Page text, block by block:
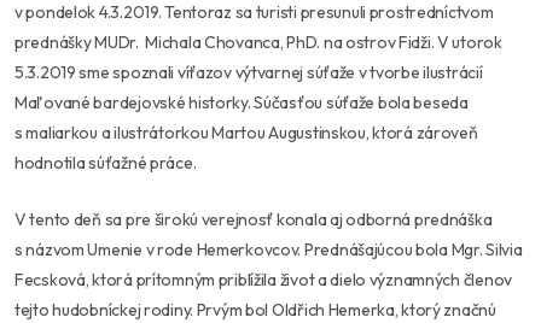
v pondelok 4.3.2019. Tentoraz sa turisti presunuli prostredníctvom
prednášky MUDr. Michala Chovanca, PhD. na ostrov Fidži. V utorok
5.3.2019 sme spoznali víťazov výtvarnej súťaže v tvorbe ilustrácií
Maľované bardejovské historky. Súčasťou súťaže bola beseda
s maliarkou a ilustrátorkou Martou Augustinskou, ktorá zároveň
hodnotila súťažné práce.
V tento deň sa pre širokú verejnosť konala aj odborná prednáška
s názvom Umenie v rode Hemerkovcov. Prednášajúcou bola Mgr. Silvia
Fecsková, ktorá prítomným priblížila život a dielo významných členov
tejto hudobníckej rodiny. Prvým bol Oldřich Hemerka, ktorý značnú